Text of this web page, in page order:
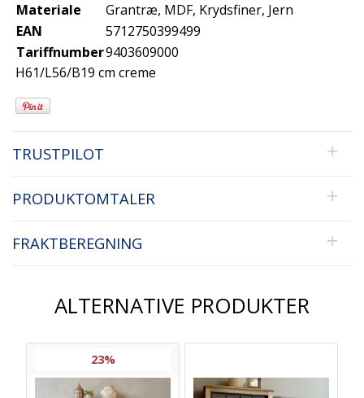
Materiale
Grantræ, MDF, Krydsfiner, Jern
EAN
5712750399499
Tariffnumber9403609000
H61/L56/B19 cm creme
TRUSTPILOT
PRODUKTOMTALER
FRAKTBEREGNING
ALTERNATIVE PRODUKTER
23%